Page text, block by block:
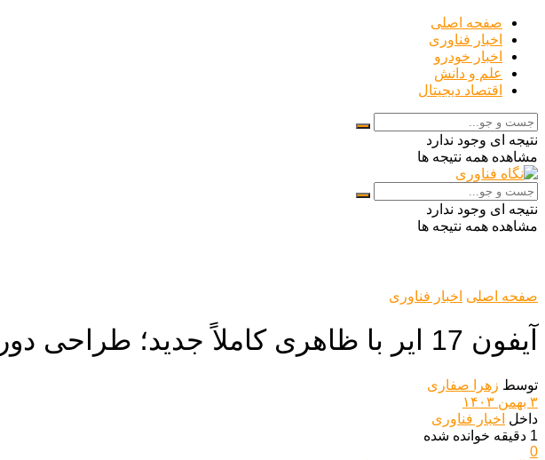
صفحه اصلی
اخبار فناوری
اخبار خودرو
علم و دانش
اقتصاد دیجیتال
نتیجه ای وجود ندارد
مشاهده همه نتیجه ها
نتیجه ای وجود ندارد
مشاهده همه نتیجه ها
صفحه اصلی اخبار فناوری
آیفون 17 ایر با ظاهری کاملاً جدید؛ طراحی دوربین متحول شد
توسط زهرا صفاری
۳ بهمن ۱۴۰۳
داخل اخبار فناوری
1 دقیقه خوانده شده
0